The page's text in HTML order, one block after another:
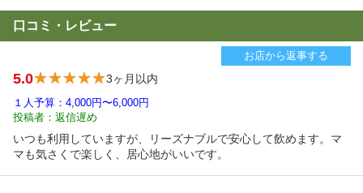
口コミ・レビュー
お店から返事する
5.0 3ヶ月以内
１人予算：4,000円〜6,000円
投稿者：返信遅め
いつも利用していますが、リーズナブルで安心して飲めます。マ
マも気さくで楽しく、居心地がいいです。